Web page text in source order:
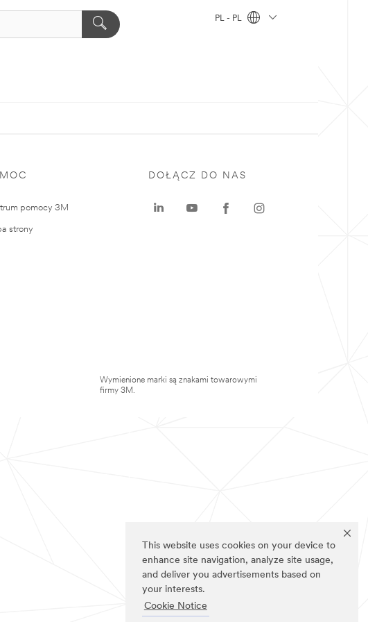
This website uses cookies on your device to
enhance site navigation, analyze site usage,
and deliver you advertisements based on
your interests.
Cookie Notice
PL - PL
pomocy 3M
strony
DOŁĄCZ DO NAS
Wymienione marki są znakami towarowymi
firmy 3M.